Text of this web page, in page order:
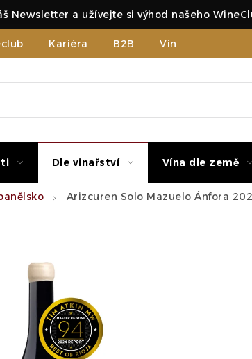
Newsletter a užívejte si výhod našeho
Kariéra B2B Vinné zážitky
Dle vinařství Vína dle země
Arizcuren Solo Mazuelo Ánfora